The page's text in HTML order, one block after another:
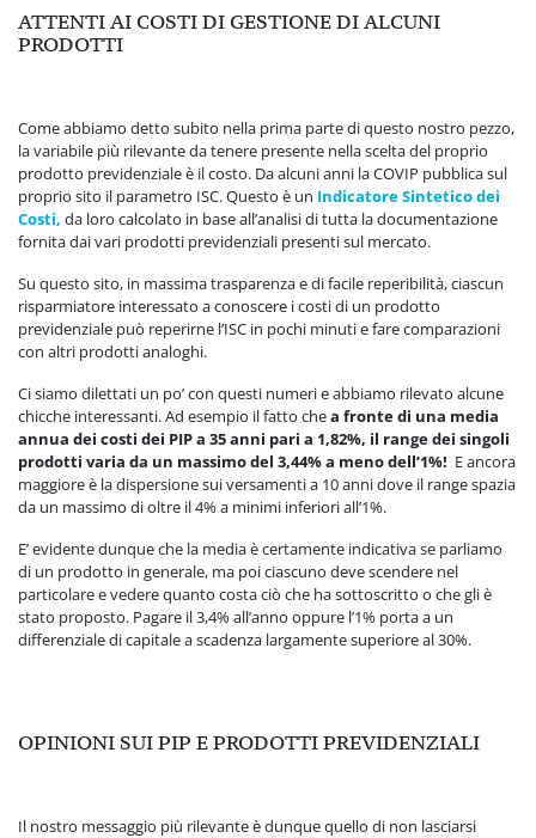
ATTENTI AI COSTI DI GESTIONE DI ALCUNI
PRODOTTI
Come abbiamo detto subito nella prima parte di questo nostro pezzo,
la variabile più rilevante da tenere presente nella scelta del proprio
prodotto previdenziale è il costo. Da alcuni anni la COVIP pubblica sul
proprio sito il parametro ISC. Questo è un Indicatore Sintetico dei
Costi, da loro calcolato in base all’analisi di tutta la documentazione
fornita dai vari prodotti previdenziali presenti sul mercato.
Su questo sito, in massima trasparenza e di facile reperibilità, ciascun
risparmiatore interessato a conoscere i costi di un prodotto
previdenziale può reperirne l’ISC in pochi minuti e fare comparazioni
con altri prodotti analoghi.
Ci siamo dilettati un po’ con questi numeri e abbiamo rilevato alcune
chicche interessanti. Ad esempio il fatto chea fronte di una media
annua dei costi dei PIP a 35 anni pari a 1,82%, il range dei singoli
prodotti varia da un massimo del 3,44% a meno dell’1%! E ancora
maggiore è la dispersione sui versamenti a 10 anni dove il range spazia
da un massimo di oltre il 4% a minimi inferiori all’1%.
E’ evidente dunque che la media è certamente indicativa se parliamo
di un prodotto in generale, ma poi ciascuno deve scendere nel
particolare e vedere quanto costa ciò che ha sottoscritto o che gli è
stato proposto. Pagare il 3,4% all’anno oppure l’1% porta a un
differenziale di capitale a scadenza largamente superiore al 30%.
OPINIONI SUI PIP E PRODOTTI PREVIDENZIALI
Il nostro messaggio più rilevante è dunque quello di non lasciarsi